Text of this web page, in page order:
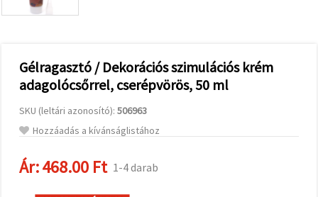
hirdetéseket
analitikai és
marketingpartnereink
segítségével
Az "Összes
elfogadása"
gombra
elfogadhatja
az összes
Gélragasztó / Dekorációs szimulációs krém
adagolócsőrrel, cserépvörös, 50 ml
SKU (leltári azonosító): 506963
Hozzáadás a kívánságlistához
Ár:468.00 Ft 1-4 darab